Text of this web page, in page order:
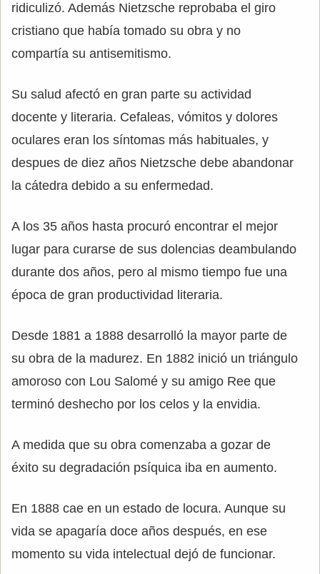
ridiculizó. Además Nietzsche reprobaba el giro
cristiano que había tomado su obra y no
compartía su antisemitismo.
Su salud afectó en gran parte su actividad
docente y literaria. Cefaleas, vómitos y dolores
oculares eran los síntomas más habituales, y
despues de diez años Nietzsche debe abandonar
la cátedra debido a su enfermedad.
A los 35 años hasta procuró encontrar el mejor
lugar para curarse de sus dolencias deambulando
durante dos años, pero al mismo tiempo fue una
época de gran productividad literaria.
Desde 1881 a 1888 desarrolló la mayor parte de
su obra de la madurez. En 1882 inició un triángulo
amoroso con Lou Salomé y su amigo Ree que
terminó deshecho por los celos y la envidia.
A medida que su obra comenzaba a gozar de
éxito su degradación psíquica iba en aumento.
En 1888 cae en un estado de locura. Aunque su
vida se apagaría doce años después, en ese
momento su vida intelectual dejó de funcionar.